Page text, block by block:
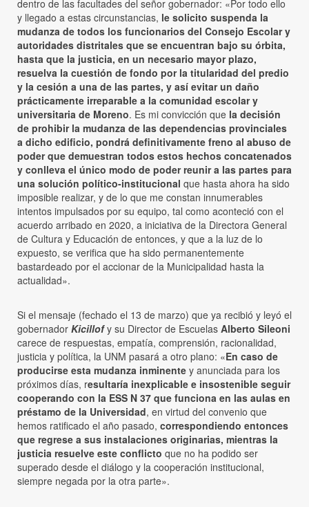
dentro de las facultades del señor gobernador: «Por todo ello
y llegado a estas circunstancias, le solicito suspenda la
mudanza de todos los funcionarios del Consejo Escolar y
autoridades distritales que se encuentran bajo su órbita,
hasta que la justicia, en un necesario mayor plazo,
resuelva la cuestión de fondo por la titularidad del predio
y la cesión a una de las partes, y así evitar un daño
prácticamente irreparable a la comunidad escolar y
universitaria de Moreno. Es mi convicción que la decisión
de prohibir la mudanza de las dependencias provinciales
a dicho edificio, pondrá definitivamente freno al abuso de
poder que demuestran todos estos hechos concatenados
y conlleva el único modo de poder reunir a las partes para
una solución político-institucional que hasta ahora ha sido
imposible realizar, y de lo que me constan innumerables
intentos impulsados por su equipo, tal como aconteció con el
acuerdo arribado en 2020, a iniciativa de la Directora General
de Cultura y Educación de entonces, y que a la luz de lo
expuesto, se verifica que ha sido permanentemente
bastardeado por el accionar de la Municipalidad hasta la
actualidad».
Si el mensaje (fechado el 13 de marzo) que ya recibió y leyó el
gobernador Kicillofy su Director de Escuelas Alberto Sileoni
carece de respuestas, empatía, comprensión, racionalidad,
justicia y política, la UNM pasará a otro plano: «En caso de
producirse esta mudanza inminente y anunciada para los
próximos días, resultaría inexplicable e insostenible seguir
cooperando con la ESS N 37 que funciona en las aulas en
préstamo de la Universidad, en virtud del convenio que
hemos ratificado el año pasado, correspondiendo entonces
que regrese a sus instalaciones originarias, mientras la
justicia resuelve este conflicto que no ha podido ser
superado desde el diálogo y la cooperación institucional,
siempre negada por la otra parte».